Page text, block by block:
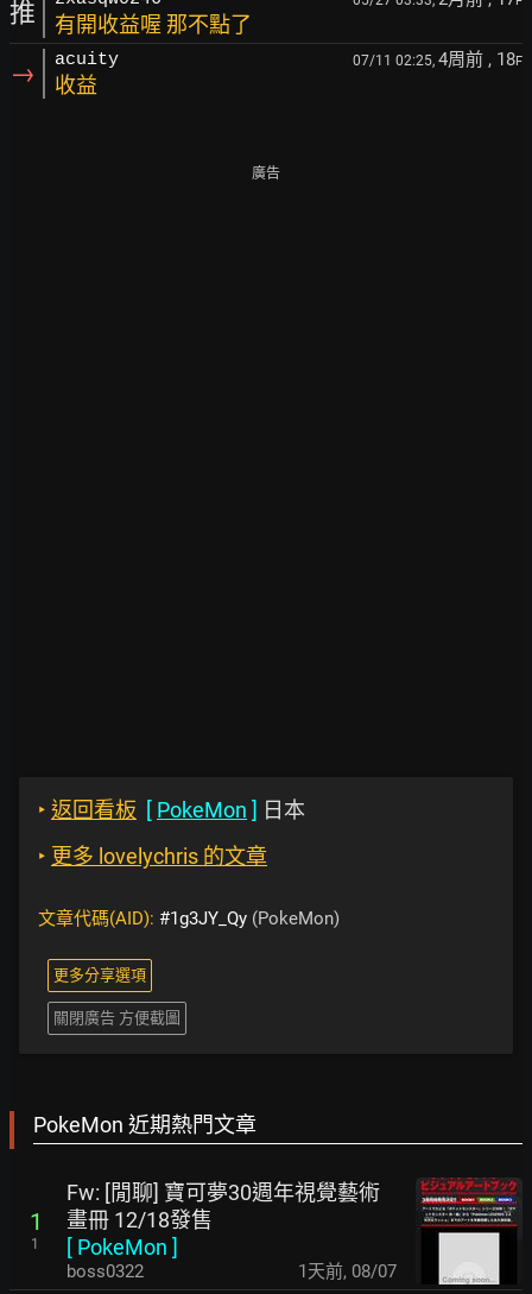
推 有開收益喔 那不點了
→ acuity 07/11 02:25, 4周前 , 18F
收益
廣告
‣ 返回看板 [ PokeMon ] 日本
‣ 更多 lovelychris 的文章
文章代碼(AID): #1g3JY_Qy (PokeMon)
更多分享選項
關閉廣告 方便截圖
PokeMon 近期熱門文章
1
1
Fw: [閒聊] 寶可夢30週年視覺藝術
畫冊 12/18發售
[ PokeMon ]
boss0322 1天前, 08/07